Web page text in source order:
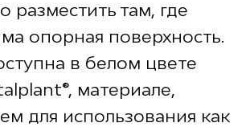
разместить там, где
опорная поверхность.
в белом цвете
материале,
для использования как